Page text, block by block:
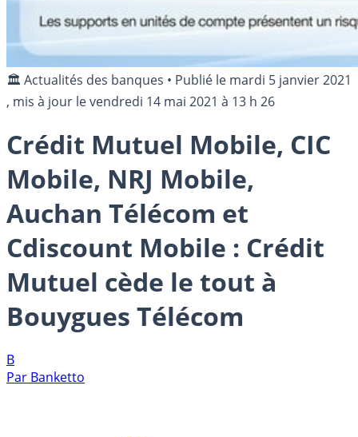
🏛️ Actualités des banques • Publié le mardi 5 janvier 2021
, mis à jour levendredi 14 mai 2021 à 13 h 26
Crédit Mutuel Mobile, CIC
Mobile, NRJ Mobile,
Auchan Télécom et
Cdiscount Mobile : Crédit
Mutuel cède le tout à
Bouygues Télécom
B
Par Banketto